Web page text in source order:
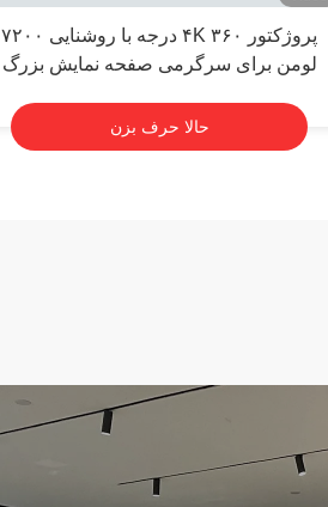
پروژکتور ۴K ۳۶۰ درجه با روشنایی ۷۲۰۰
لومن برای سرگرمی صفحه نمایش بزرگ
حالا حرف بزن